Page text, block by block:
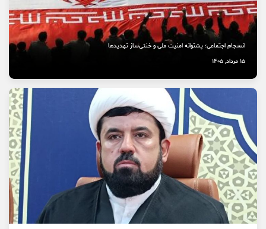
انسجام اجتماعی؛ پشتوانه امنیت ملی و خنثی‌ساز تهدیدها
15 مرداد, 1405